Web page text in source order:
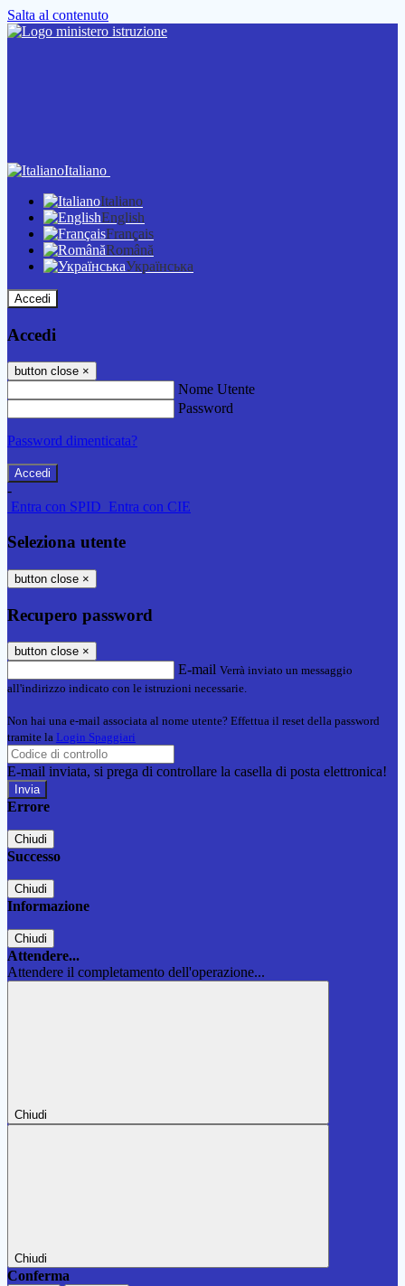
Salta al contenuto
Italiano
Italiano
English
Français
Română
Українська
Accedi
Accedi
button close ×
Nome Utente
Password
Password dimenticata?
-
Entra con SPID Entra con CIE
Seleziona utente
button close ×
Recupero password
button close ×
E-mail Verrà inviato un messaggio
all'indirizzo indicato con le istruzioni necessarie.
Non hai una e-mail associata al nome utente? Effettua il reset della password
tramite la Login Spaggiari
E-mail inviata, si prega di controllare la casella di posta elettronica!
Errore
Chiudi
Successo
Chiudi
Informazione
Chiudi
Attendere...
Attendere il completamento dell'operazione...
Chiudi
Chiudi
Conferma